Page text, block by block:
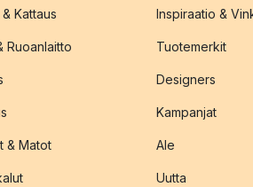
Kattaus
Ruoanlaitto
& Matot
Inspiraatio &
Tuotemerkit
Designers
Kampanjat
Ale
Uutta